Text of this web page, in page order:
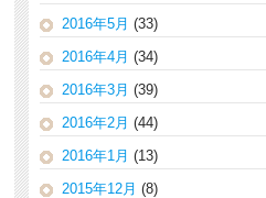
2016年5月 (33)
2016年4月 (34)
2016年3月 (39)
2016年2月 (44)
2016年1月 (13)
2015年12月 (8)